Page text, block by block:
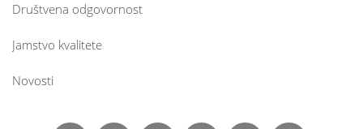
Društvena odgovornost
Jamstvo kvalitete
Novosti